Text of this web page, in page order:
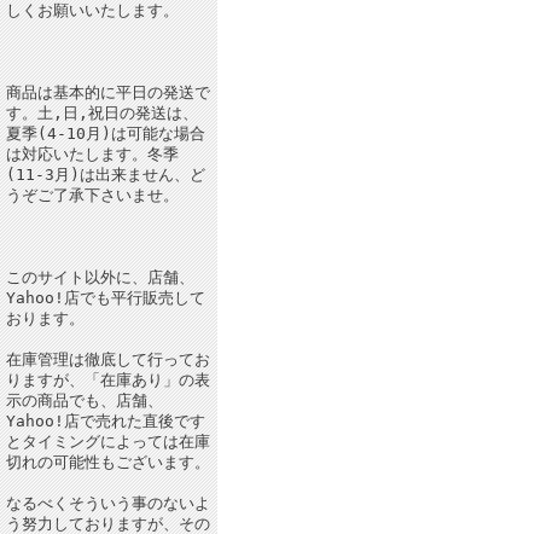
しくお願いいたします。
商品は基本的に平日の発送で
す。土,日,祝日の発送は、
夏季(4-10月)は可能な場合
は対応いたします。冬季
(11-3月)は出来ません、ど
うぞご了承下さいませ。
このサイト以外に、店舗、
Yahoo!店でも平行販売して
おります。
在庫管理は徹底して行ってお
りますが、「在庫あり」の表
示の商品でも、店舗、
Yahoo!店で売れた直後です
とタイミングによっては在庫
切れの可能性もございます。
なるべくそういう事のないよ
う努力しておりますが、その